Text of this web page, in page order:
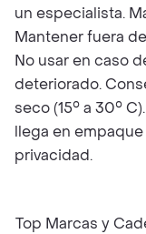
un especialista.
Mantener fuera
No usar en caso
deteriorado.
seco (15° a 30°
llega en
privacidad.
Top Marcas y